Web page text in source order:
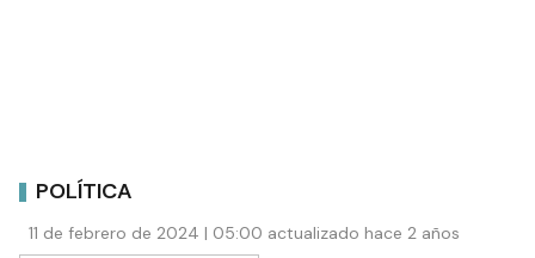
POLÍTICA
11 de febrero de 2024 | 05:00 actualizado hace 2 años